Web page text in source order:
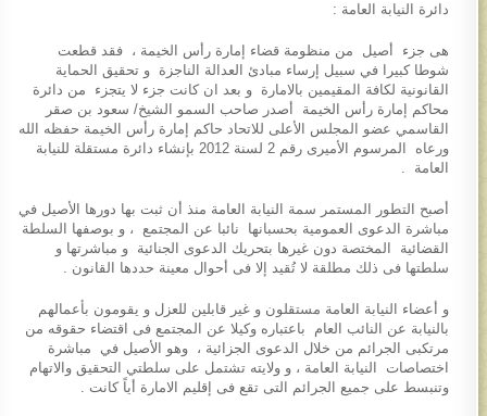
دائرة النيابة العامة :
هى جزء أصيل من منظومة قضاء إمارة رأس الخيمة ، فقد قطعت
شوطا كبيرا في سبيل إرساء مبادئ العدالة الناجزة و تحقيق الحماية
القانونية لكافة المقيمين بالامارة و بعد ان كانت جزء لا يتجزء من دائرة
محاكم إمارة رأس الخيمة أصدر صاحب السمو الشيخ/ سعود بن صقر
القاسمي عضو المجلس الأعلى للاتحاد حاكم إمارة رأس الخيمة حفظه الله
ورعاه المرسوم الأميرى رقم 2 لسنة 2012 بإنشاء دائرة مستقلة للنيابة
العامة .
أصبح التطور المستمر سمة النيابة العامة منذ أن ثبت بها دورها الأصيل في
مباشرة الدعوى العمومية بحسبانها نائبا عن المجتمع ، و بوصفها السلطة
القضائية المختصة دون غيرها بتحريك الدعوى الجنائية و مباشرتها و
سلطتها فى ذلك مطلقة لا تُقيد إلا فى أحوال معينة حددها القانون .
و أعضاء النيابة العامة مستقلون و غير قابلين للعزل و يقومون بأعمالهم
بالنيابة عن النائب العام باعتباره وكيلا عن المجتمع فى اقتضاء حقوقه من
مرتكبى الجرائم من خلال الدعوى الجزائية ، وهو الأصيل في مباشرة
اختصاصات النيابة العامة ، و ولايته تشتمل على سلطتي التحقيق والاتهام
وتنبسط على جميع الجرائم التى تقع فى إقليم الامارة أياً كانت .